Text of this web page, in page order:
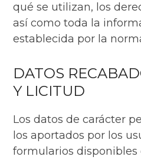
qué se utilizan, los
así como toda la
establecida por la
DATOS
Y LICITUD
Los datos de carácter
los aportados por los
formularios